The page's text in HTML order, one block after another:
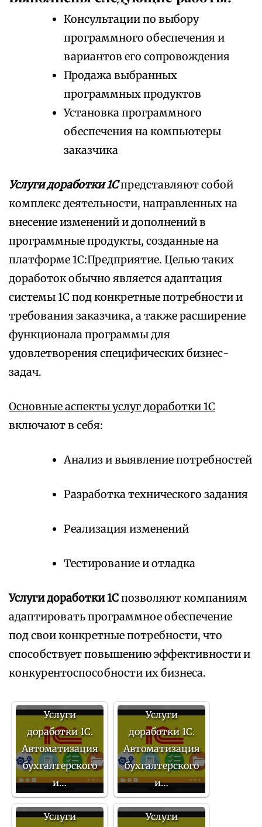
Консультации по выбору
программного обеспечения и
вариантов его сопровождения
Продажа выбранных
программных продуктов
Установка программного
обеспечения на компьютеры
заказчика
Услуги доработки 1Спредставляют собой
комплекс деятельности, направленных на
внесение изменений и дополнений в
программные продукты, созданные на
платформе 1С:Предприятие. Целью таких
доработок обычно является адаптация
системы 1С под конкретные потребности и
требования заказчика, а также расширение
функционала программы для
удовлетворения специфических бизнес-
задач.
Основные аспекты услуг доработки 1С
включают в себя:
Анализ и выявление потребностей
Разработка технического задания
Реализация изменений
Тестирование и отладка
Услуги доработки 1Спозволяют компаниям
адаптировать программное обеспечение
под свои конкретные потребности, что
способствует повышению эффективности и
конкурентоспособности их бизнеса.
Услуги
доработки 1С.
Автоматизация
бухгалтерского
и…
Услуги
доработки 1С.
Автоматизация
бухгалтерского
и…
Услуги
Услуги